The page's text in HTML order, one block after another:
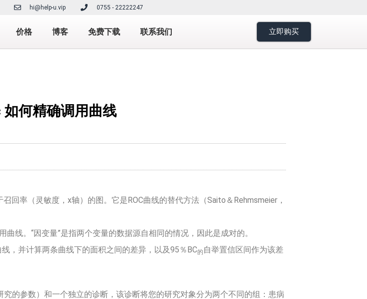
hi@help-u.vip 0755 - 22222247
价格 博客 免费下载 联系我们 立即购买
如何精确调用曲线
回率（灵敏度，x轴）的图。它是ROC曲线的替代方法（Saito＆Rehmsmeier，
线。“因变量”是指两个变量的数据源自相同的情况，因此是成对的。
，并计算两条曲线下的面积之间的差异，以及95％BC的 自举置信区间作为该差
的参数）和一个独立的诊断，该诊断将您的研究对象分为两个不同的组：患病